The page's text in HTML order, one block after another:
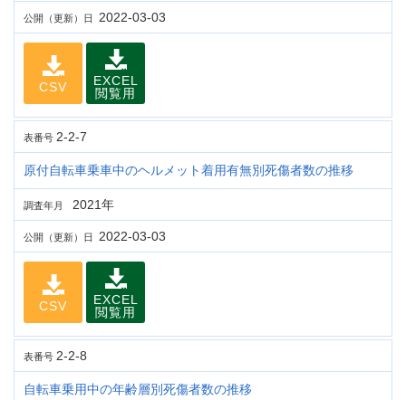
公開（更新）日 2022-03-03
CSV
EXCEL
閲覧用
表番号 2-2-7
原付自転車乗車中のヘルメット着用有無別死傷者数の推移
調査年月 2021年
公開（更新）日 2022-03-03
CSV
EXCEL
閲覧用
表番号 2-2-8
自転車乗用中の年齢層別死傷者数の推移